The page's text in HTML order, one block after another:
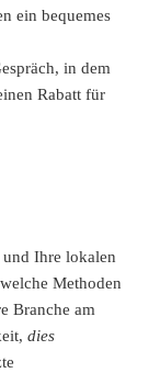
ein bequemes
in dem
Rabatt für
Ihre lokalen
Methoden
Branche am
dies